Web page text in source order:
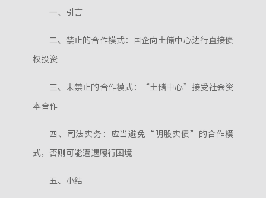
一、引言
二、禁止的合作模式：国企向土储中心进行直接债
权投资
三、未禁止的合作模式：“土储中心”接受社会资
本合作
四、司法实务：应当避免“明股实债”的合作模
式，否则可能遭遇履行困境
五、小结